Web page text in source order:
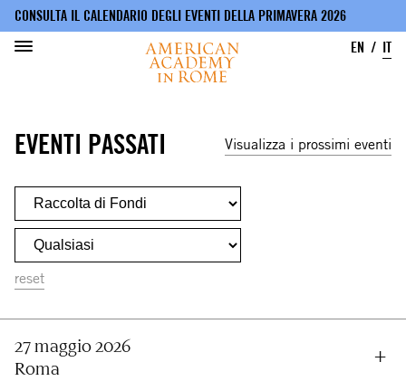
contenuto
principale
CONSULTA IL CALENDARIO DEGLI EVENTI DELLA PRIMAVERA 2026
EN
IT
EVENTI PASSATI Visualizza i prossimi eventi
27 maggio 2026
Roma